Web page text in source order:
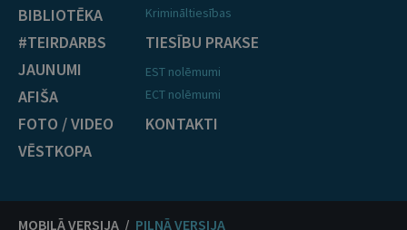
BIBLIOTĒKA
#TEIRDARBS
JAUNUMI
AFIŠA
FOTO / VIDEO
VĒSTKOPA
Krimināltiesības
TIESĪBU PRAKSE
EST nolēmumi
ECT nolēmumi
KONTAKTI
MOBILĀ VERSIJA / PILNĀ VERSIJA